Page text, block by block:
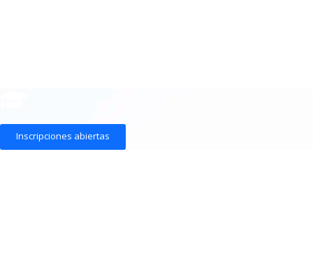
Inscripciones abiertas